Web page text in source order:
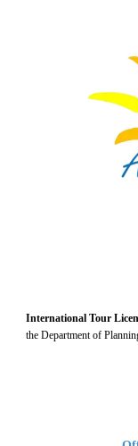
International Tour
the Department of